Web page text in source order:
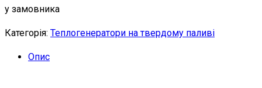
у замовника
Категорія: Теплогенератори на твердому паливі
Опис